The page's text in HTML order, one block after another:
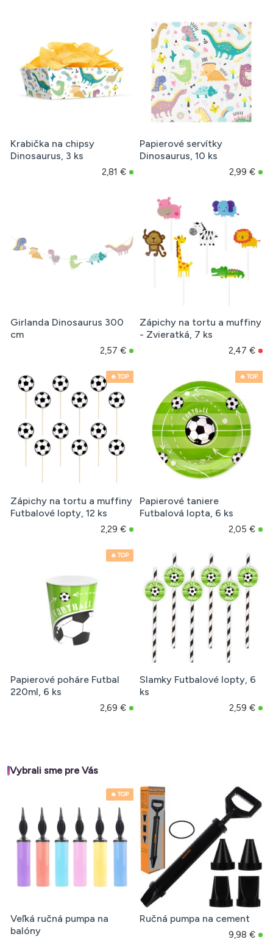
Krabička na chipsy
Dinosaurus, 3 ks
2,81 €
Papierové servítky
Dinosaurus, 10 ks
2,99 €
Girlanda Dinosaurus 300
cm
2,57 €
Zápichy na tortu a muffiny
- Zvieratká, 7 ks
2,47 €
🔥 TOP
Zápichy na tortu a muffiny
Futbalové lopty, 12 ks
2,29 €
🔥 TOP
Papierové taniere
Futbalová lopta, 6 ks
2,05 €
🔥 TOP
Papierové poháre Futbal
220ml, 6 ks
2,69 €
Slamky Futbalové lopty, 6
ks
2,59 €
Vybrali sme pre Vás
🔥 TOP
Veľká ručná pumpa na
balóny
Ručná pumpa na cement
9,98 €